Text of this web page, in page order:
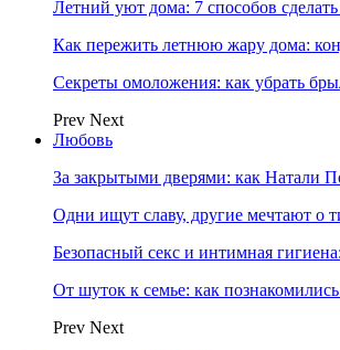
Летний уют дома: 7 способов
Как пережить летнюю жару дома:
Секреты омоложения: как убрать
Prev Next
Любовь
За закрытыми дверями: как Натали
Одни ищут славу, другие мечтают
Безопасный секс и интимная
От шуток к семье: как
Prev Next